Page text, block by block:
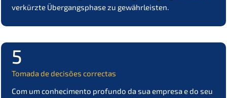
verkürz­te Übergangs­pha­se zu gewährleisten.
5
Tomada de decis­ões correctas
Com um conhe­ci­men­to profun­do da sua empre­sa e do seu